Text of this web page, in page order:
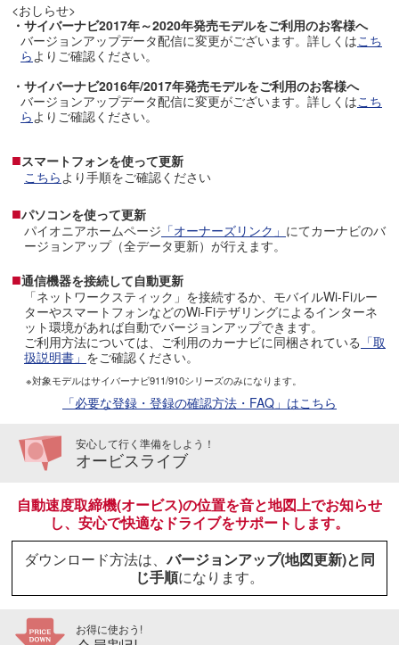
<おしらせ>
・サイバーナビ2017年～2020年発売モデルをご利用のお客様へ
バージョンアップデータ配信に変更がございます。詳しくはこち
らよりご確認ください。
・サイバーナビ2016年/2017年発売モデルをご利用のお客様へ
バージョンアップデータ配信に変更がございます。詳しくはこち
らよりご確認ください。
■スマートフォンを使って更新
こちらより手順をご確認ください
■パソコンを使って更新
パイオニアホームページ 「オーナーズリンク」 にてカーナビのバ
ージョンアップ（全データ更新）が行えます。
■通信機器を接続して自動更新
「ネットワークスティック」を接続するか、モバイルWi-Fiルー
ターやスマートフォンなどのWi-Fiテザリングによるインターネ
ット環境があれば自動でバージョンアップできます。
ご利用方法については、ご利用のカーナビに同梱されている 「取
扱説明書」 をご確認ください。
※対象モデルはサイバーナビ911/910シリーズのみになります。
「必要な登録・登録の確認方法・FAQ」はこちら
安心して行く準備をしよう！
オービスライブ
自動速度取締機(オービス)の位置を音と地図上でお知らせ
し、安心で快適なドライブをサポートします。
ダウンロード方法は、バージョンアップ(地図更新)と同
じ手順になります。
お得に使おう!